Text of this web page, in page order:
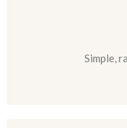
Simple,